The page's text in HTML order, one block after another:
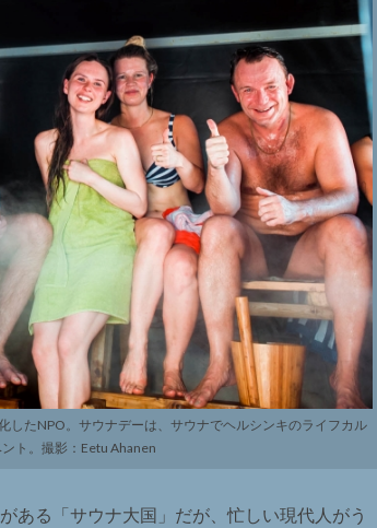
たNPO。サウナデーは、サウナでヘルシンキのライフカル
ト。撮影：Eetu Ahanen
ある「サウナ大国」だが、忙しい現代人がう